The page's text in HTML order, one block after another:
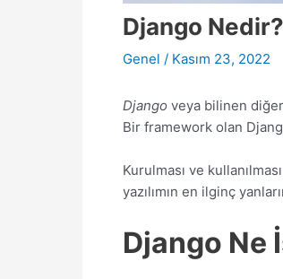
Django Nedir?
Genel / Kasım 23, 2022
Djangoveya bilinen diğer
Bir framework olan
Kurulması ve
yazılımın en ilginç
Django Ne